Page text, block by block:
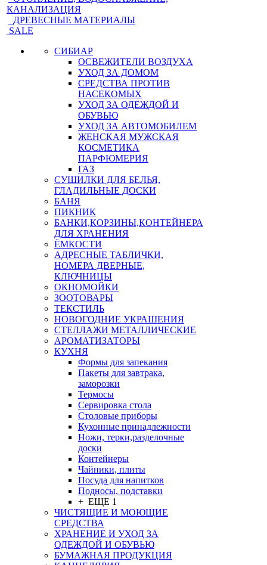
КАНАЛИЗАЦИЯ
ДРЕВЕСНЫЕ МАТЕРИАЛЫ
SALE
СИБИАР
ОСВЕЖИТЕЛИ ВОЗДУХА
УХОД ЗА ДОМОМ
СРЕДСТВА ПРОТИВ
НАСЕКОМЫХ
УХОД ЗА ОДЕЖДОЙ И
ОБУВЬЮ
УХОД ЗА АВТОМОБИЛЕМ
ЖЕНСКАЯ МУЖСКАЯ
КОСМЕТИКА
ПАРФЮМЕРИЯ
ГАЗ
СУШИЛКИ ДЛЯ БЕЛЬЯ,
ГЛАДИЛЬНЫЕ ДОСКИ
БАНЯ
ПИКНИК
БАНКИ,КОРЗИНЫ,КОНТЕЙНЕРА
ДЛЯ ХРАНЕНИЯ
ЁМКОСТИ
АДРЕСНЫЕ ТАБЛИЧКИ,
НОМЕРА ДВЕРНЫЕ,
КЛЮЧНИЦЫ
ОКНОМОЙКИ
ЗООТОВАРЫ
ТЕКСТИЛЬ
НОВОГОДНИЕ УКРАШЕНИЯ
СТЕЛЛАЖИ МЕТАЛЛИЧЕСКИЕ
АРОМАТИЗАТОРЫ
КУХНЯ
Формы для запекания
Пакеты для завтрака,
заморозки
Термосы
Сервировка стола
Столовые приборы
Кухонные принадлежности
Ножи, терки,разделочные
доски
Контейнеры
Чайники, плиты
Посуда для напитков
Подносы, подставки
+ ЕЩЕ 1
ЧИСТЯЩИЕ И МОЮЩИЕ
СРЕДСТВА
ХРАНЕНИЕ И УХОД ЗА
ОДЕЖДОЙ И ОБУВЬЮ
БУМАЖНАЯ ПРОДУКЦИЯ